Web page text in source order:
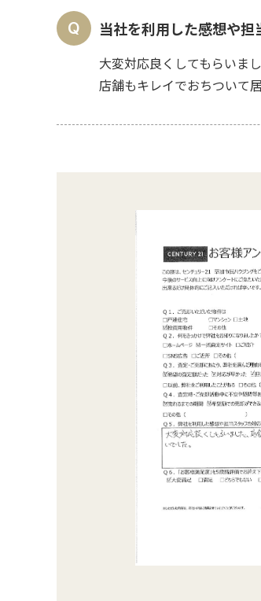
当社を利用した感想や
大変対応良くしてもらいまし
店舗もキレイでおちついて